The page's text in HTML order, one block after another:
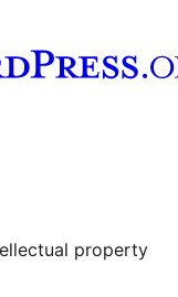
property